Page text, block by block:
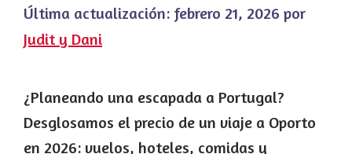
Última actualización: febrero 21, 2026 por
Judit y Dani
¿Planeando una escapada a Portugal?
Desglosamos el precio de un viaje a Oporto
en 2026: vuelos, hoteles, comidas y